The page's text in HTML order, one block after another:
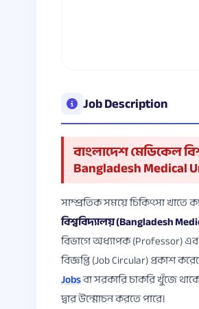
Job Description
বাংলাদেশ মেডিকেল
Bangladesh Medical
সাম্প্রতিক সময়ে চিকিৎসা
বিশ্ববিদ্যালয় (Bangladesh
বিভাগে অধ্যাপক (Professor)
বিজ্ঞপ্তি (Job Circular) প্রকাশ
Jobsবা সরকারি চাকরি খুঁজে
দ্বার উন্মোচন করতে পারে।